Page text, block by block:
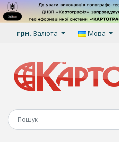
грн. Валюта Мова